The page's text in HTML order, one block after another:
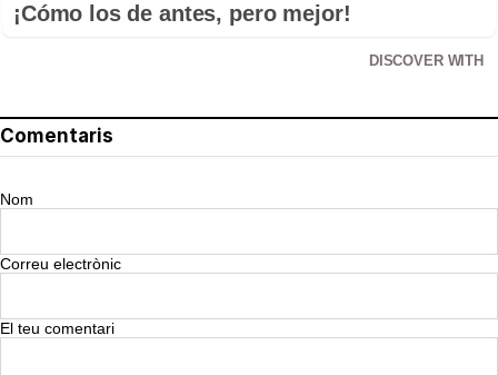
¡Cómo los de antes, pero mejor!
DISCOVER WITH
Comentaris
Nom
Correu electrònic
El teu comentari